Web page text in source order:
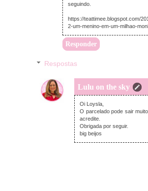
seguindo.
https://teattimee.blogspot.com/
2-um-menino-em-um-milhao-
Responder
Respostas
Lulu on the sky
terça-feira,
Oi Loysla,
O parcelado pode sair
acredite.
Obrigada por seguir.
big beijos